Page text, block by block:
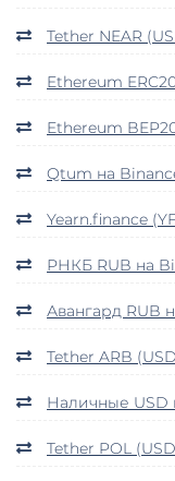
Tether NEAR
Ethereum
Ethereum
Qtum на
Yearn.finance
РНКБ RUB на
Авангард RUB
Tether ARB
Наличные USD
Tether POL